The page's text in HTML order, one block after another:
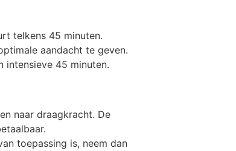
telkens 45 minuten.
aandacht te geven.
intensieve 45 minuten.
naar draagkracht. De
toepassing is, neem dan